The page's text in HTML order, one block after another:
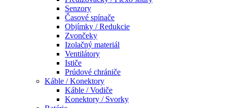
Senzory
Časové spínače
Objímky / Redukcie
Zvončeky
Izolačný materiál
Ventilátory
Ističe
Prúdové chrániče
Káble / Konektory
Káble / Vodiče
Konektory / Svorky